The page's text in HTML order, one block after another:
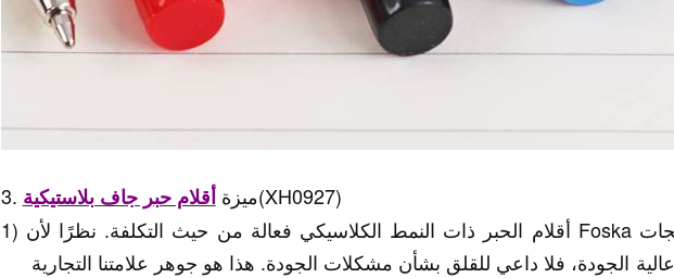
3. ميزةأقلام حبر جاف بلاستيكية
(XH0927)
1) أقلام الحبر ذات النمط الكلاسيكي فعالة من حيث التكلفة. نظرًا لأن Foska لدينا تتعامل فقط مع المنتجات
عالية الجودة، فلا داعي للقلق بشأن مشكلات الجودة. هذا هو جوهر علامتنا التجارية Foska، لذا فإن العديد من